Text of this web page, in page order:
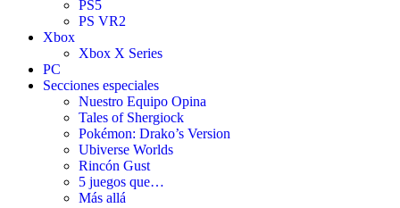
PS5
PS VR2
Xbox
Xbox X Series
PC
Secciones especiales
Nuestro Equipo Opina
Tales of Shergiock
Pokémon: Drako’s Version
Ubiverse Worlds
Rincón Gust
5 juegos que…
Más allá